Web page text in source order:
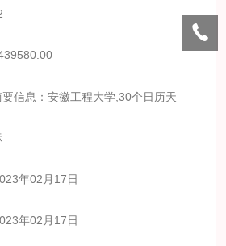
信息：安徽工程大学,30个日历天
年02月17日
年02月17日